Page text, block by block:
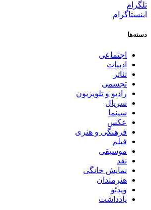
تلگرام
اینستاگرام
دسته‌ها
اجتماعی
ادبیات
تئاتر
تجسمی
رادیو و تلویزیون
سریال
سینما
عکس
فرهنگی و هنری
فیلم
موسیقی
نقد
نمایش خانگی
هنرمندان
ویدئو
یادداشت